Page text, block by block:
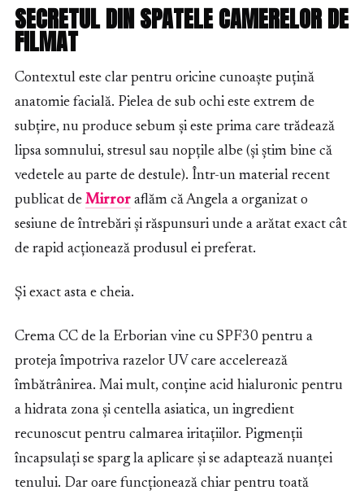
SECRETUL DIN SPATELE CAMERELOR DE
FILMAT
Contextul este clar pentru oricine cunoaște puțină
anatomie facială. Pielea de sub ochi este extrem de
subțire, nu produce sebum și este prima care trădează
lipsa somnului, stresul sau nopțile albe (și știm bine că
vedetele au parte de destule). Într-un material recent
publicat de Mirror aflăm că Angela a organizat o
sesiune de întrebări și răspunsuri unde a arătat exact cât
de rapid acționează produsul ei preferat.
Și exact asta e cheia.
Crema CC de la Erborian vine cu SPF30 pentru a
proteja împotriva razelor UV care accelerează
îmbătrânirea. Mai mult, conține acid hialuronic pentru
a hidrata zona și centella asiatica, un ingredient
recunoscut pentru calmarea iritațiilor. Pigmenții
încapsulați se sparg la aplicare și se adaptează nuanței
tenului. Dar oare funcționează chiar pentru toată